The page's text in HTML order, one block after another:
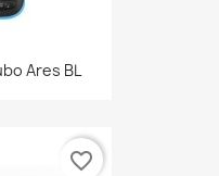
Ares BL
favorite_border